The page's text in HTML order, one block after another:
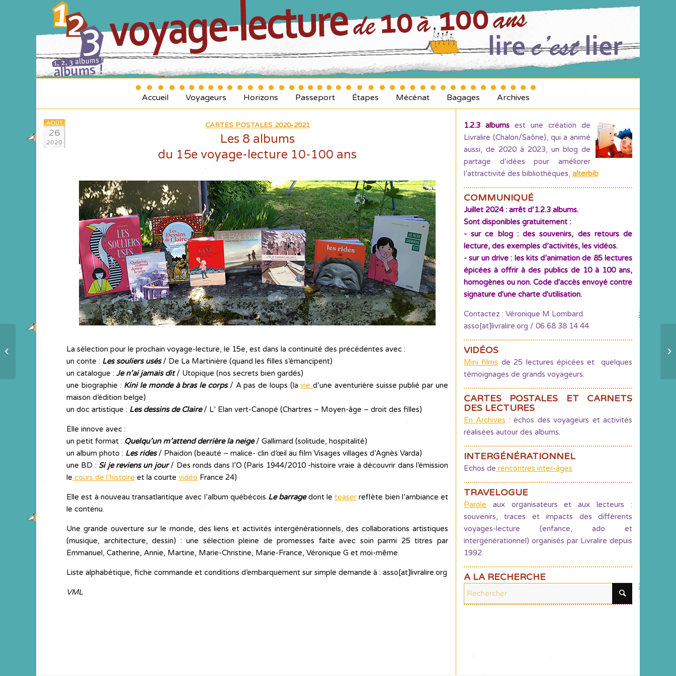
Accueil Voyageurs Horizons Passeport Étapes Mécénat Bagages Archives
AOÛT
26
2020
CARTES POSTALES 2020-2021
Les 8 albums
du 15e voyage-lecture 10-100 ans
La sélection pour le prochain voyage-lecture, le 15e, est dans la continuité des précédentes avec :
un conte : Les souliers usés / De La Martinière (quand les filles s’émancipent)
un catalogue : Je n’ai jamais dit/ Utopique (nos secrets bien gardés)
une biographie : Kini le monde à bras le corps / A pas de loups (lavie d’une aventurière suisse publié par une
maison d’édition belge)
un doc artistique : Les dessins de Claire / L’ Elan vert-Canopé (Chartres – Moyen-âge – droit des filles)
Elle innove avec :
un petit format : Quelqu’un m’attend derrière la neige / Gallimard (solitude, hospitalité)
un album photo : Les rides/ Phaidon (beauté – malice- clin d’œil au film Visages villages d’Agnès Varda)
une BD : Si je reviens un jour / Des ronds dans l’O (Paris 1944/2010 -histoire vraie à découvrir dans l’émission
le cours de l’histoire et la courte vidéo France 24)
Elle est à nouveau transatlantique avec l’album québécois Le barrage dont le teaser reflète bien l’ambiance et
le contenu.
Une grande ouverture sur le monde, des liens et activités intergénérationnels, des collaborations artistiques
(musique, architecture, dessin) : une sélection pleine de promesses faite avec soin parmi 25 titres par
Emmanuel, Catherine, Annie, Martine, Marie-Christine, Marie-France, Véronique G et moi-même.
Liste alphabétique, fiche commande et conditions d’embarquement sur simple demande à : asso[at]livralire.org
VML
1.2.3 albums est une création de
Livralire (Chalon/Saône), qui a animé
aussi, de 2020 à 2023, un blog de
partage d’idées pour améliorer
l’attractivité des bibliothèques, alterbib
COMMUNIQUÉ
Juillet 2024 : arrêt d’1.2.3 albums.
Sont disponibles gratuitement :
- sur ce blog : des souvenirs, des retours de
lecture, des exemples d’activités, les vidéos.
- sur un drive : les kits d’animation de 85 lectures
épicées à offrir à des publics de 10 à 100 ans,
homogènes ou non. Code d'accès envoyé contre
signature d'une charte d'utilisation.
Contactez : Véronique M Lombard
asso[at]livralire.org / 06 68 38 14 44
VIDÉOS
Mini films de 25 lectures épicées et quelques
témoignages de grands voyageurs.
CARTES POSTALES ET CARNETS
DES LECTURES
En Archives : échos des voyageurs et activités
réalisées autour des albums.
INTERGÉNÉRATIONNEL
Echos de rencontres inter-âges
TRAVELOGUE
Parole aux organisateurs et aux lecteurs :
souvenirs, traces et impacts des différents
voyages-lecture (enfance, ado et
intergénérationnel) organisés par Livralire depuis
1992.
A LA RECHERCHE
Quelle place pour les femmes au